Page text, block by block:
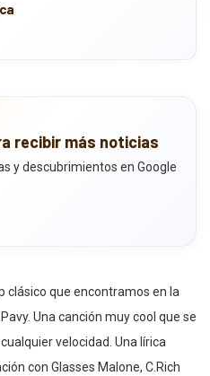
recibir más noticias
y descubrimientos en Google
clásico que encontramos en la
Una canción muy cool que se
velocidad. Una lírica
con Glasses Malone, C.Rich